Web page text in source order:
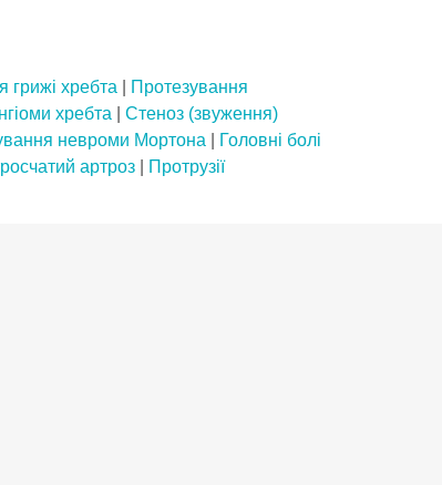
грижі хребта
Протезування
хребта
Стеноз (звуження)
невроми Мортона
Головні болі
артроз
Протрузії